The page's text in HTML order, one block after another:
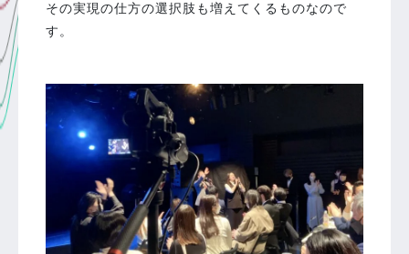
その実現の仕方の選択肢も増えてくるものなので
す。